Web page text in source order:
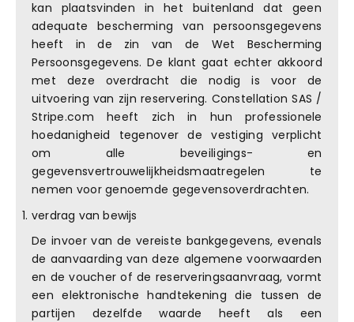
kan plaatsvinden in het buitenland dat geen
adequate bescherming van persoonsgegevens
heeft in de zin van de Wet Bescherming
Persoonsgegevens. De klant gaat echter akkoord
met deze overdracht die nodig is voor de
uitvoering van zijn reservering. Constellation SAS /
Stripe.com heeft zich in hun professionele
hoedanigheid tegenover de vestiging verplicht
om alle beveiligings- en
gegevensvertrouwelijkheidsmaatregelen te
nemen voor genoemde gegevensoverdrachten.
verdrag van bewijs
De invoer van de vereiste bankgegevens, evenals
de aanvaarding van deze algemene voorwaarden
en de voucher of de reserveringsaanvraag, vormt
een elektronische handtekening die tussen de
partijen dezelfde waarde heeft als een